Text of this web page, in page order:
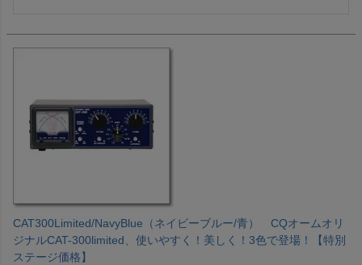
CAT300Limited/NavyBlue（ネイビーブルー/青） CQオームオリ
ジナルCAT-300limited、使いやすく！美しく！3色で登場！【特別
ステージ価格】